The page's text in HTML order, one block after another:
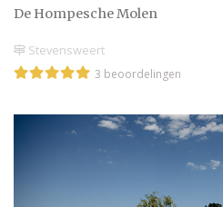
De Hompesche Molen
Stevensweert
3 beoordelingen